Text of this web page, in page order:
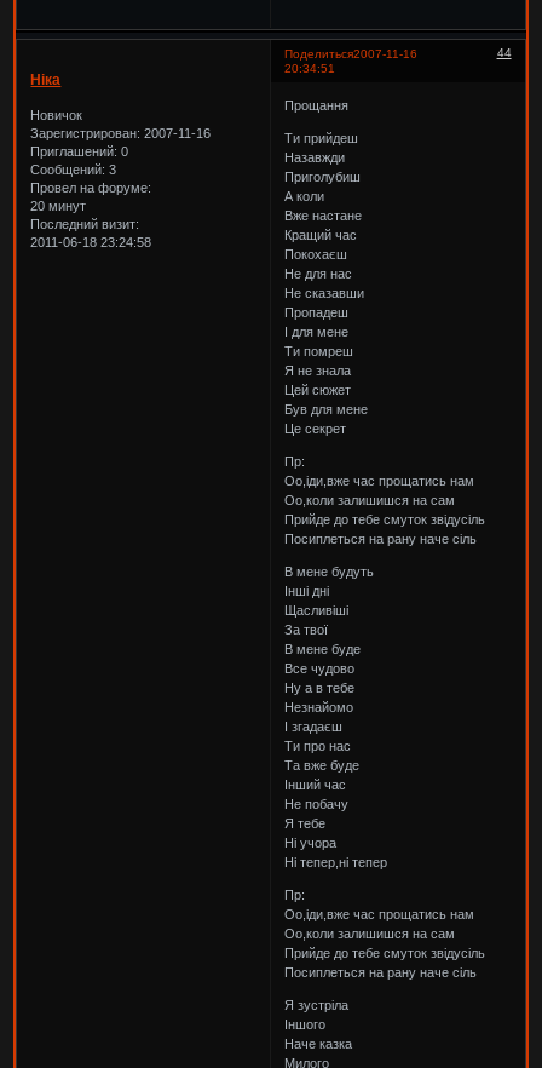
Поделиться 44
2007-11-16
20:34:51
Ніка
Новичок
Зарегистрирован: 2007-11-16
Приглашений: 0
Сообщений: 3
Провел на форуме:
20 минут
Последний визит:
2011-06-18 23:24:58
Прощання
Ти прийдеш
Назавжди
Приголубиш
А коли
Вже настане
Кращий час
Покохаєш
Не для нас
Не сказавши
Пропадеш
І для мене
Ти помреш
Я не знала
Цей сюжет
Був для мене
Це секрет
Пр:
Оо,іди,вже час прощатись нам
Оо,коли залишишся на сам
Прийде до тебе смуток звідусіль
Посиплеться на рану наче сіль
В мене будуть
Інші дні
Щасливіші
За твої
В мене буде
Все чудово
Ну а в тебе
Незнайомо
І згадаєш
Ти про нас
Та вже буде
Інший час
Не побачу
Я тебе
Ні учора
Ні тепер,ні тепер
Пр:
Оо,іди,вже час прощатись нам
Оо,коли залишишся на сам
Прийде до тебе смуток звідусіль
Посиплеться на рану наче сіль
Я зустріла
Іншого
Наче казка
Милого